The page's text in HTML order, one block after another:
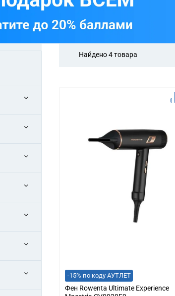
Найдено 4 товара
-15% по коду АУТЛЕТ
Фен Rowenta Ultimate Experience